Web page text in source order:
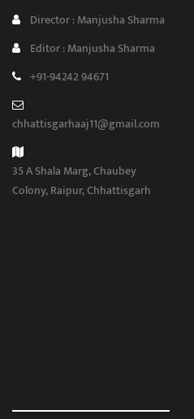
Director : Manjusha Sharma
Editor : Manjusha Sharma
+91-94242 94671
chhattisgarhaaj11@gmail.com
35 A Shala Marg, Chaubey
Colony, Raipur, Chhattisgarh